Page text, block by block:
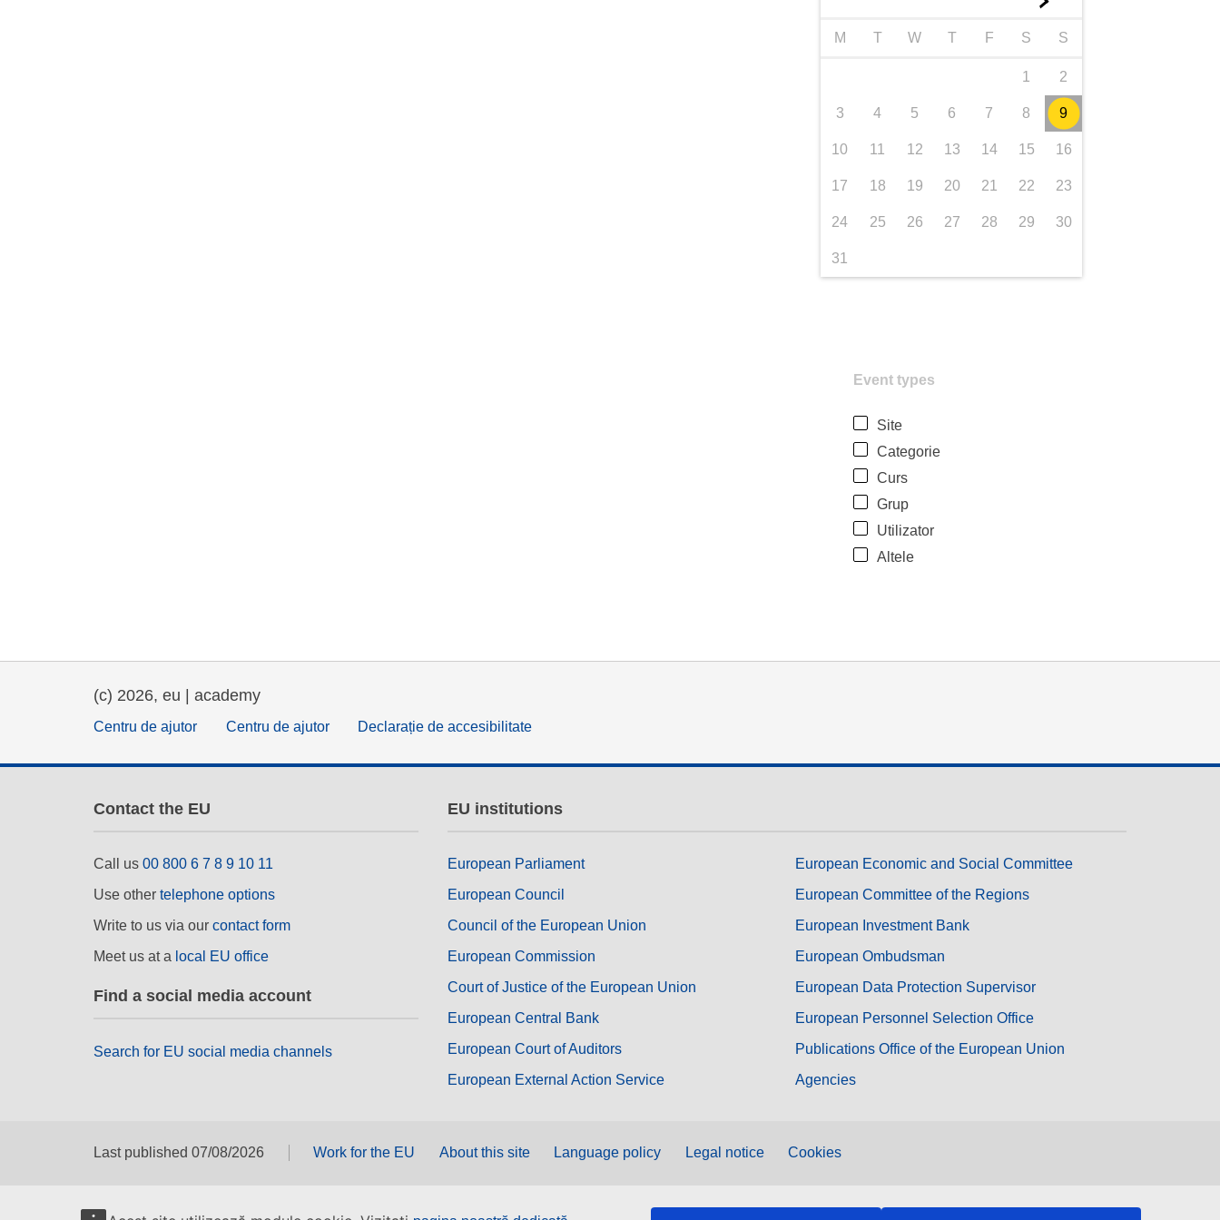
M T W T F S S
1 2
3 4 5 6 7 8 9
10 11 12 13 14 15 16
17 18 19 20 21 22 23
24 25 26 27 28 29 30
31
Event types
Site
Categorie
Curs
Grup
Utilizator
Altele
(c) 2026, eu | academy
Centru de ajutor Centru de ajutor Declarație de accesibilitate
Contact the EU
Call us 00 800 6 7 8 9 10 11
Use other telephone options
Write to us via our contact form
Meet us at a local EU office
Find a social media account
Search for EU social media channels
EU institutions
European Parliament
European Council
Council of the European Union
European Commission
Court of Justice of the European Union
European Central Bank
European Court of Auditors
European External Action Service
European Economic and Social Committee
European Committee of the Regions
European Investment Bank
European Ombudsman
European Data Protection Supervisor
European Personnel Selection Office
Publications Office of the European Union
Agencies
Last published 07/08/2026 Work for the EU About this site Language policy Legal notice Cookies